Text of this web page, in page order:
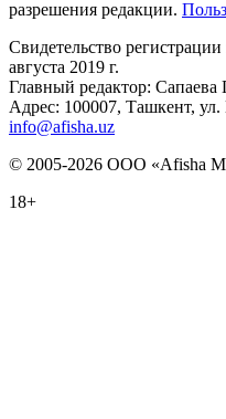
разрешения редакции.
Свидетельство
августа 2019 г.
Главный редактор: Сапаева
Адрес: 100007, Ташкент,
info@afisha.uz
© 2005-2026 ООО «Afisha
18+